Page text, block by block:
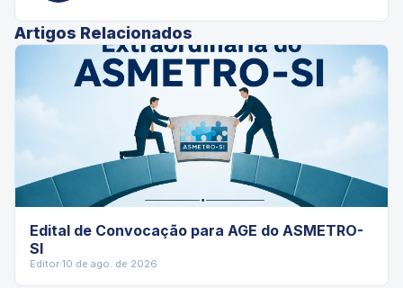
Artigos Relacionados
Edital de Convocação para AGE do ASMETRO-
SI
Editor·10 de ago. de 2026